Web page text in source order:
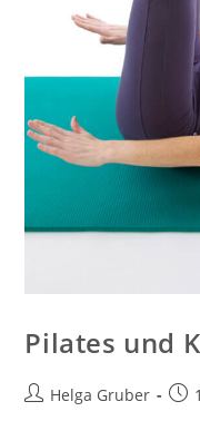
Pilates und
Beitrags-
Helga Gruber